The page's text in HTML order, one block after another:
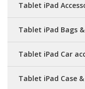
Tablet iPad
Tablet iPad Bags &
Tablet iPad Car
Tablet iPad Case